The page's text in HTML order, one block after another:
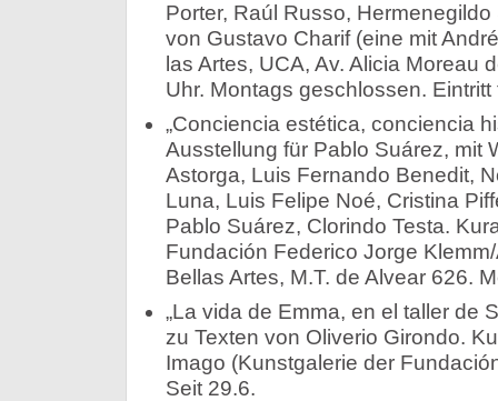
Porter, Raúl Russo,
von Gustavo Charif (eine mit
las Artes, UCA, Av. Alicia Moreau
Uhr. Montags geschlossen. Eintritt
„Conciencia estética, conciencia
Ausstellung für Pablo Suárez, mit
Astorga, Luis Fernando Benedit,
Luna, Luis Felipe Noé, Cristina
Pablo Suárez, Clorindo Testa.
Fundación Federico Jorge
Bellas Artes, M.T. de Alvear 626.
„La vida de Emma, en el taller de
zu Texten von Oliverio Girondo.
Imago (Kunstgalerie der
Seit 29.6.